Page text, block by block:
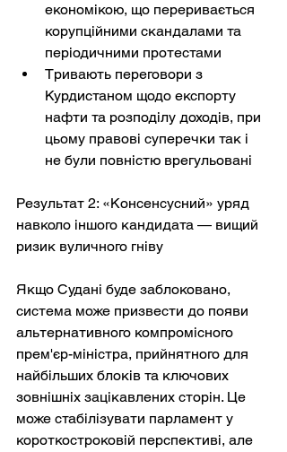
економікою, що переривається
корупційними скандалами та
періодичними протестами
Тривають переговори з
Курдистаном щодо експорту
нафти та розподілу доходів, при
цьому правові суперечки так і
не були повністю врегульовані
Результат 2: «Консенсусний» уряд
навколо іншого кандидата — вищий
ризик вуличного гніву
Якщо Судані буде заблоковано,
система може призвести до появи
альтернативного компромісного
прем'єр-міністра, прийнятного для
найбільших блоків та ключових
зовнішніх зацікавлених сторін. Це
може стабілізувати парламент у
короткостроковій перспективі, але